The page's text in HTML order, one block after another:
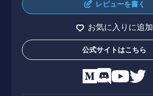
レビューを書く
お気に入りに追加
公式サイトはこちら